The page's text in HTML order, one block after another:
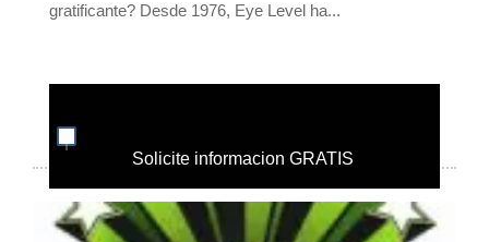
gratificante? Desde 1976, Eye Level ha...
Solicite informacion GRATIS